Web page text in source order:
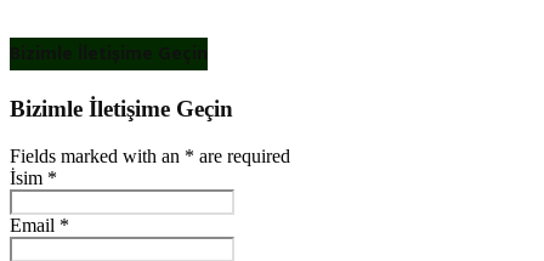
Bizimle İletişime Geçin
Bizimle İletişime Geçin
Fields marked with an * are required
İsim *
Email *